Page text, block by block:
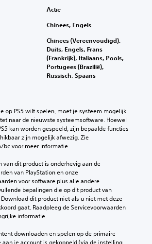
Actie
Chinees, Engels
Chinees (Vereenvoudigd),
Duits, Engels, Frans
(Frankrijk), Italiaans, Pools,
Portugees (Brazilië),
Russisch, Spaans
op PS5 wilt spelen, moet je systeem mogelijk
naar de nieuwste systeemsoftware. Hoewel
kan worden gespeeld, zijn bepaalde functies
zijn mogelijk afwezig. Zie
bc voor meer informatie.
van dit product is onderhevig aan de
van PlayStation en onze
voor software plus alle andere
bepalingen die op dit product van
dit product niet als u niet met deze
gaat. Raadpleeg de Servicevoorwaarden
informatie.
downloaden en spelen op de primaire
aan je account is gekoppeld (via de instelling